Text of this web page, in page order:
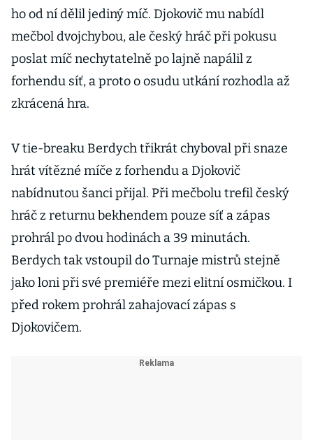
ho od ní dělil jediný míč. Djokovič mu nabídl
mečbol dvojchybou, ale český hráč při pokusu
poslat míč nechytatelně po lajně napálil z
forhendu síť, a proto o osudu utkání rozhodla až
zkrácená hra.
V tie-breaku Berdych třikrát chyboval při snaze
hrát vítězné míče z forhendu a Djokovič
nabídnutou šanci přijal. Při mečbolu trefil český
hráč z returnu bekhendem pouze síť a zápas
prohrál po dvou hodinách a 39 minutách.
Berdych tak vstoupil do Turnaje mistrů stejně
jako loni při své premiéře mezi elitní osmičkou. I
před rokem prohrál zahajovací zápas s
Djokovičem.